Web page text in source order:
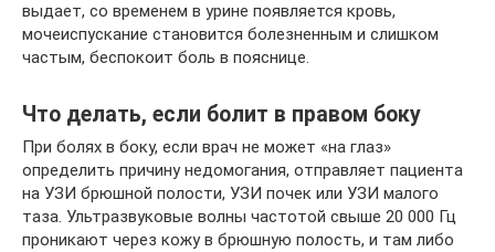
выдает, со временем в урине появляется кровь,
мочеиспускание становится болезненным и слишком
частым, беспокоит боль в пояснице.
Что делать, если болит в правом боку
При болях в боку, если врач не может «на глаз»
определить причину недомогания, отправляет пациента
на УЗИ брюшной полости, УЗИ почек или УЗИ малого
таза. Ультразвуковые волны частотой свыше 20 000 Гц
проникают через кожу в брюшную полость, и там либо